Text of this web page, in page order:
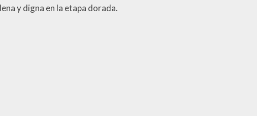
y digna en la etapa dorada.